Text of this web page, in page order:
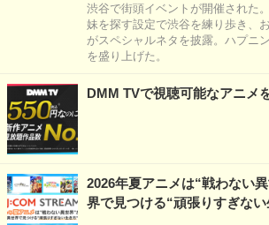
渋谷で街頭イベントが開催された
妹を探す設定で渋谷を練り歩き、
がスペシャルネタを披露。ハプニ
を盛り上げた。
DMM TVで視聴可能なアニメ
2026年夏アニメは“戦わない
界で見つける“頑張りすぎな